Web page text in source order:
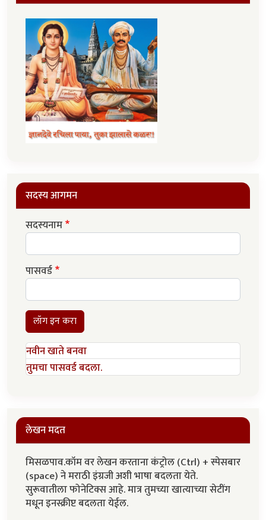
सदस्य आगमन
सदस्यनाम
पासवर्ड
लॉग इन करा
नवीन खाते बनवा
तुमचा पासवर्ड बदला.
लेखन मदत
मिसळपाव.कॉम वर लेखन करताना कंट्रोल (Ctrl) + स्पेसबार
(space) ने मराठी इंग्रजी अशी भाषा बदलता येते.
सुरूवातीला फोनेटिक्स आहे. मात्र तुमच्या खात्याच्या सेटींग
मधून इनस्क्रीप्ट बदलता येईल.